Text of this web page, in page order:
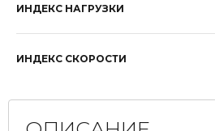
ИНДЕКС НАГРУЗКИ
ИНДЕКС СКОРОСТИ